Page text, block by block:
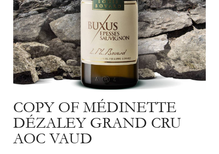
COPY OF MÉDINETTE
DÉZALEY GRAND CRU
AOC VAUD